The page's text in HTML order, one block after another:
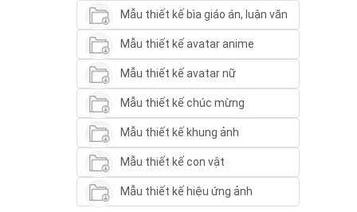
Mẫu thiết kế bìa giáo án, luận văn
Mẫu thiết kế avatar anime
Mẫu thiết kế avatar nữ
Mẫu thiết kế chúc mừng
Mẫu thiết kế khung ảnh
Mẫu thiết kế con vật
Mẫu thiết kế hiệu ứng ảnh